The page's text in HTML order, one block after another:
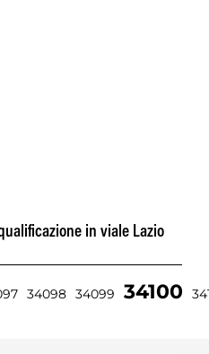
in viale Lazio
34098 34099 34100